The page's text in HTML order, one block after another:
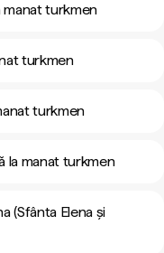
manat turkmen
turkmen
turkmen
la manat turkmen
(Sfânta Elena și